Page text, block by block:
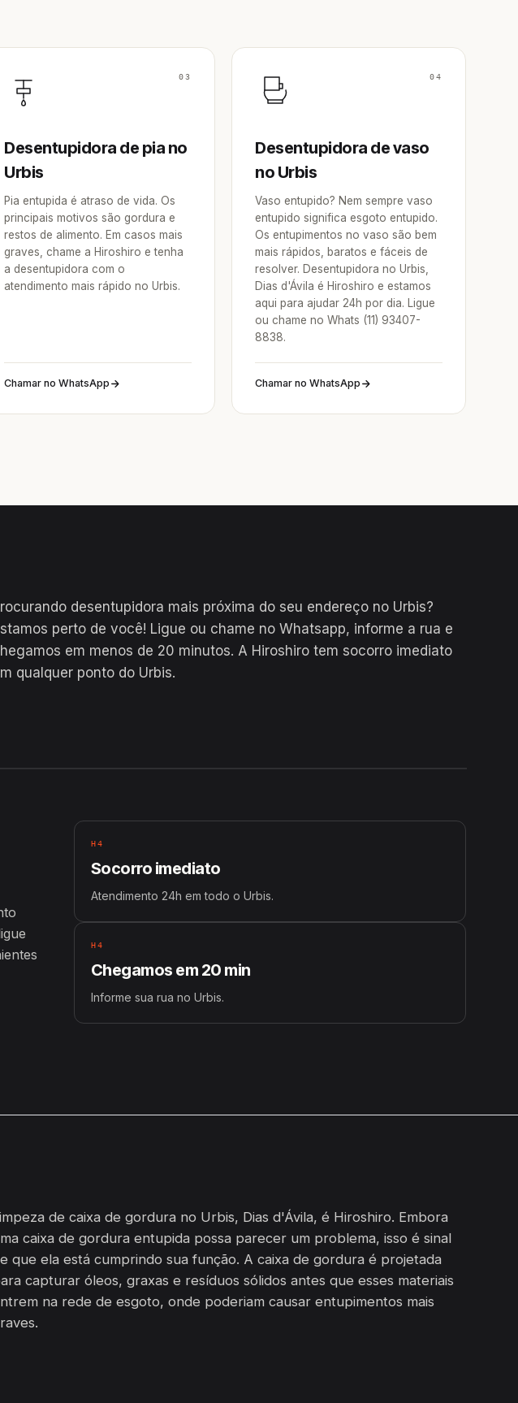
03
Desentupidora de pia no
Urbis
Pia entupida é atraso de vida. Os
principais motivos são gordura e
restos de alimento. Em casos mais
graves, chame a Hiroshiro e tenha
a desentupidora com o
atendimento mais rápido no Urbis.
Chamar no WhatsApp
04
Desentupidora de vaso
no Urbis
Vaso entupido? Nem sempre vaso
entupido significa esgoto entupido.
Os entupimentos no vaso são bem
mais rápidos, baratos e fáceis de
resolver. Desentupidora no Urbis,
Dias d'Ávila é Hiroshiro e estamos
aqui para ajudar 24h por dia. Ligue
ou chame no Whats (11) 93407-
8838.
Chamar no WhatsApp
desentupidora mais próxima do seu endereço no Urbis?
perto de você! Ligue ou chame no Whatsapp, informe a rua e
em menos de 20 minutos. A Hiroshiro tem socorro imediato
qualquer ponto do Urbis.
H4
Socorro imediato
Atendimento 24h em todo o Urbis.
H4
Chegamos em 20 min
Informe sua rua no Urbis.
de caixa de gordura no Urbis, Dias d'Ávila, é Hiroshiro. Embora
caixa de gordura entupida possa parecer um problema, isso é sinal
que ela está cumprindo sua função. A caixa de gordura é projetada
capturar óleos, graxas e resíduos sólidos antes que esses materiais
na rede de esgoto, onde poderiam causar entupimentos mais